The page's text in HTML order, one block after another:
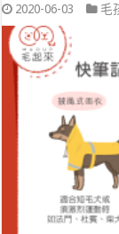
2020-06-03 毛